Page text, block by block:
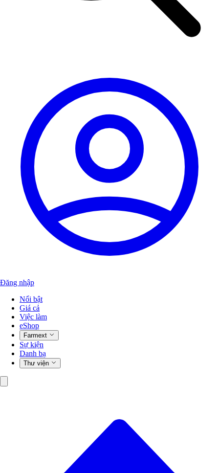
Đăng nhập
Nổi bật
Giá cả
Việc làm
eShop
Farmext
Sự kiện
Danh bạ
Thư viện